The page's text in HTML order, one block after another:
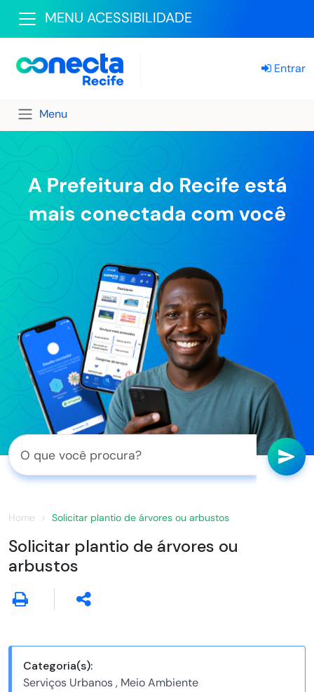
MENU ACESSIBILIDADE
Entrar
Menu
Home Solicitar plantio de árvores ou arbustos
Solicitar plantio de árvores ou
arbustos
Categoria(s):
Serviços Urbanos , Meio Ambiente